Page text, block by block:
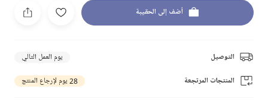
أضف إلى الحقيبة
التوصيل يوم العمل التالي
المنتجات المرتجعة 28 يوم لإرجاع المنتج